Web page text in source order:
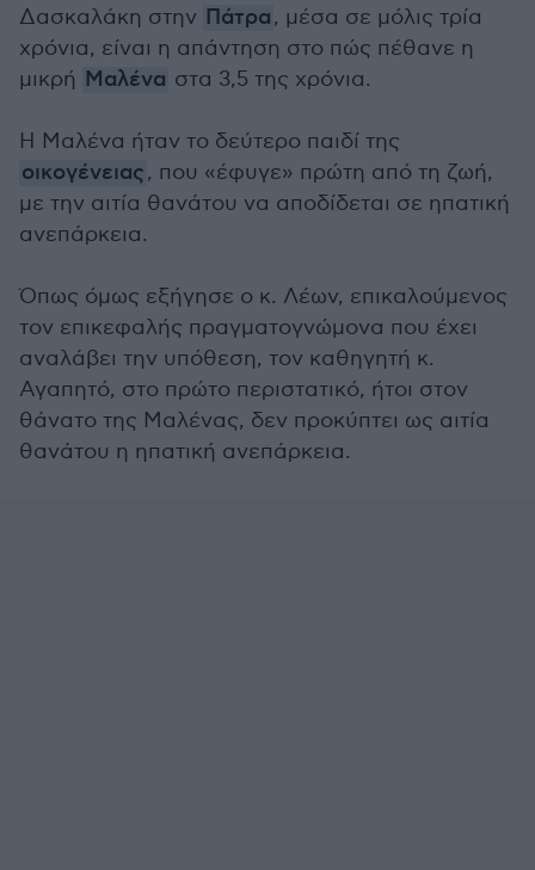
Δασκαλάκη στην Πάτρα, μέσα σε μόλις τρία
χρόνια, είναι η απάντηση στο πώς πέθανε η
μικρή Μαλένα στα 3,5 της χρόνια.
Η Μαλένα ήταν το δεύτερο παιδί της
οικογένειας, που «έφυγε» πρώτη από τη ζωή,
με την αιτία θανάτου να αποδίδεται σε ηπατική
ανεπάρκεια.
Όπως όμως εξήγησε ο κ. Λέων, επικαλούμενος
τον επικεφαλής πραγματογνώμονα που έχει
αναλάβει την υπόθεση, τον καθηγητή κ.
Αγαπητό, στο πρώτο περιστατικό, ήτοι στον
θάνατο της Μαλένας, δεν προκύπτει ως αιτία
θανάτου η ηπατική ανεπάρκεια.